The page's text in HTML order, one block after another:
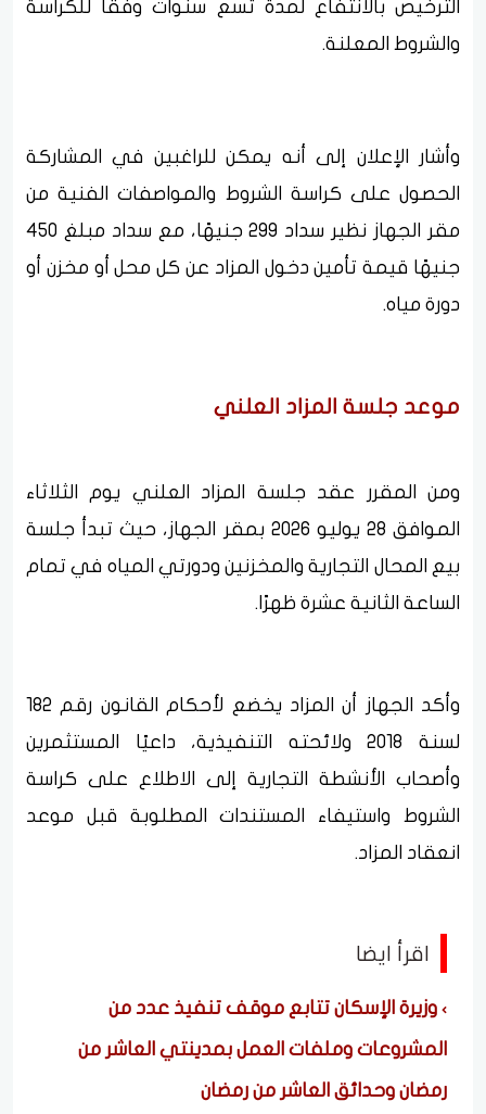
الترخيص بالانتفاع لمدة تسع سنوات وفقًا للكراسة
والشروط المعلنة.
وأشار الإعلان إلى أنه يمكن للراغبين في المشاركة
الحصول على كراسة الشروط والمواصفات الفنية من
مقر الجهاز نظير سداد 299 جنيهًا، مع سداد مبلغ 450
جنيهًا قيمة تأمين دخول المزاد عن كل محل أو مخزن أو
دورة مياه.
موعد جلسة المزاد العلني
ومن المقرر عقد جلسة المزاد العلني يوم الثلاثاء
الموافق 28 يوليو 2026 بمقر الجهاز، حيث تبدأ جلسة
بيع المحال التجارية والمخزنين ودورتي المياه في تمام
الساعة الثانية عشرة ظهرًا.
وأكد الجهاز أن المزاد يخضع لأحكام القانون رقم 182
لسنة 2018 ولائحته التنفيذية، داعيًا المستثمرين
وأصحاب الأنشطة التجارية إلى الاطلاع على كراسة
الشروط واستيفاء المستندات المطلوبة قبل موعد
انعقاد المزاد.
اقرأ ايضا
وزيرة الإسكان تتابع موقف تنفيذ عدد من
المشروعات وملفات العمل بمدينتي العاشر من
رمضان وحدائق العاشر من رمضان